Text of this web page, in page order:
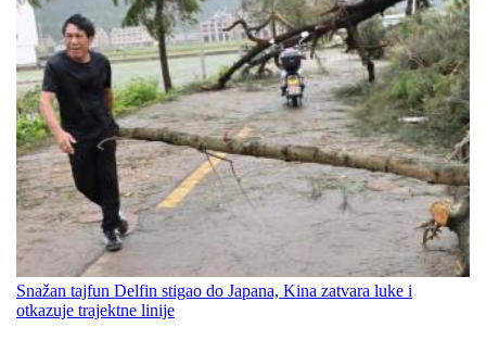
Snažan tajfun Delfin stigao do Japana, Kina zatvara luke i
otkazuje trajektne linije